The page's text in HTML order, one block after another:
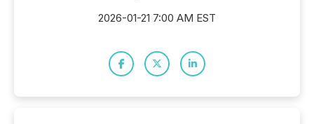
2026-01-21 7:00 AM EST